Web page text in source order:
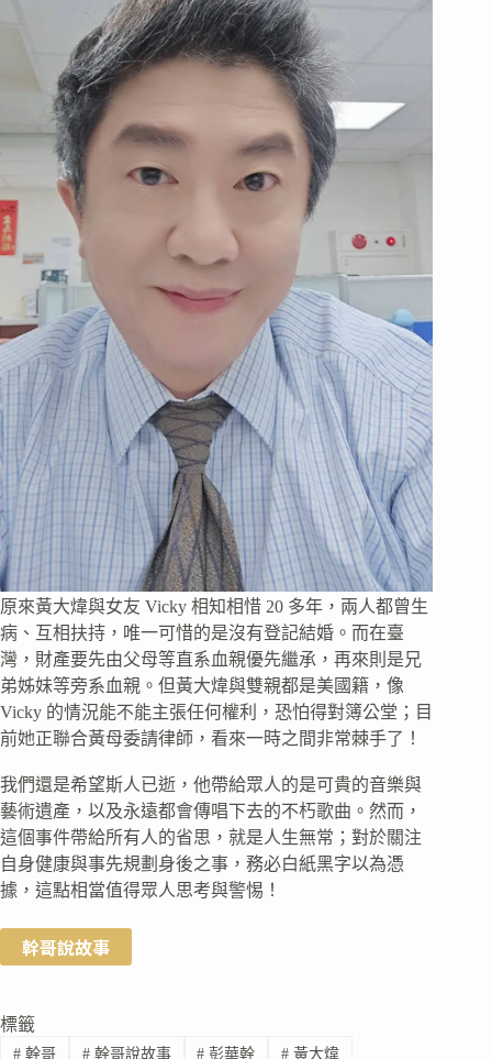
原來黃大煒與女友 Vicky 相知相惜 20 多年，兩人都曾生
病、互相扶持，唯一可惜的是沒有登記結婚。而在臺
灣，財產要先由父母等直系血親優先繼承，再來則是兄
弟姊妹等旁系血親。但黃大煒與雙親都是美國籍，像
Vicky 的情況能不能主張任何權利，恐怕得對簿公堂；目
前她正聯合黃母委請律師，看來一時之間非常棘手了！
我們還是希望斯人已逝，他帶給眾人的是可貴的音樂與
藝術遺產，以及永遠都會傳唱下去的不朽歌曲。然而，
這個事件帶給所有人的省思，就是人生無常；對於關注
自身健康與事先規劃身後之事，務必白紙黑字以為憑
據，這點相當值得眾人思考與警惕！
幹哥說故事
標籤
#幹哥 #幹哥說故事 # 彭華幹 # 黃大煒